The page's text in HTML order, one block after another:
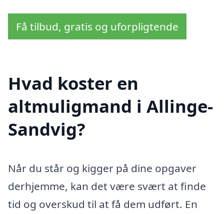
Få tilbud, gratis og uforpligtende
Hvad koster en
altmuligmand i Allinge-
Sandvig?
Når du står og kigger på dine opgaver
derhjemme, kan det være svært at finde
tid og overskud til at få dem udført. En